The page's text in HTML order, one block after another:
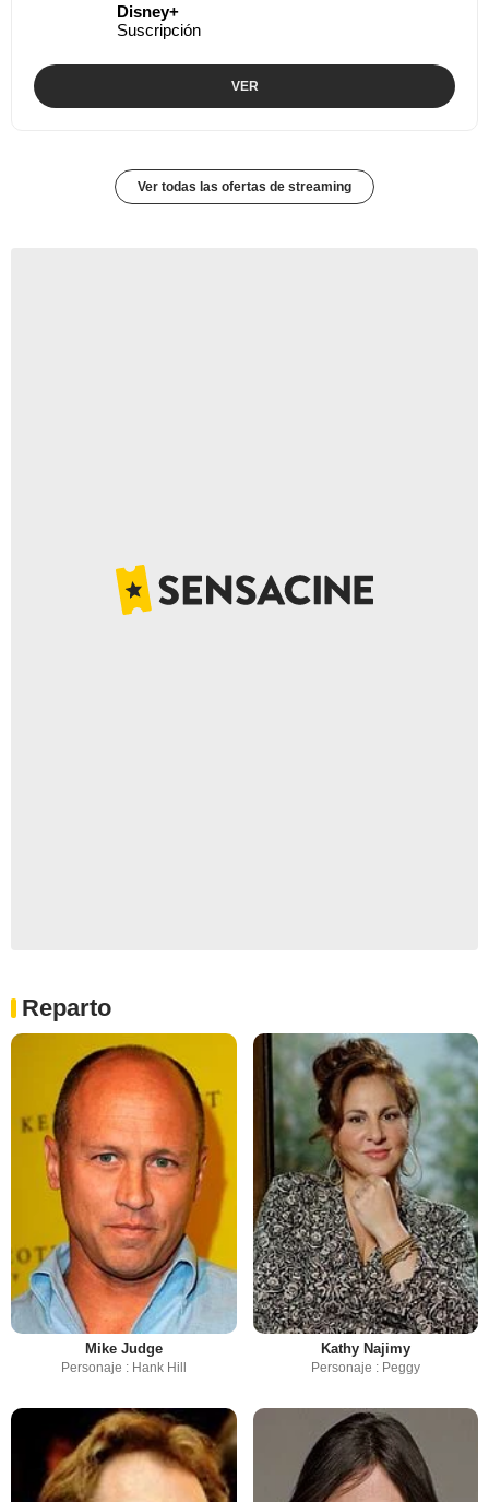
Disney+
Suscripción
VER
Ver todas las ofertas de streaming
Reparto
Mike Judge
Personaje : Hank Hill
Kathy Najimy
Personaje : Peggy